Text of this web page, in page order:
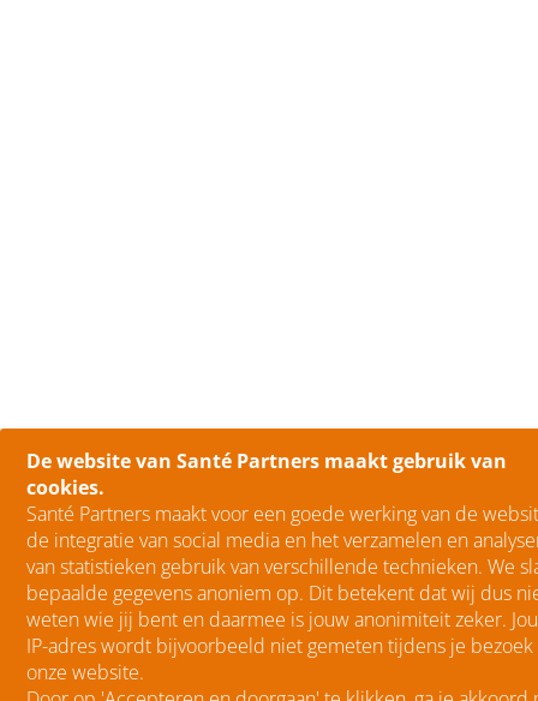
De website van Santé Partners maakt gebruik van
cookies.
Santé Partners maakt voor een goede werking van de
de integratie van social media en het verzamelen en
van statistieken gebruik van verschillende technieken. We
bepaalde gegevens anoniem op. Dit betekent dat wij dus
weten wie jij bent en daarmee is jouw anonimiteit zeker.
IP-adres wordt bijvoorbeeld niet gemeten tijdens je bezoek
onze website.